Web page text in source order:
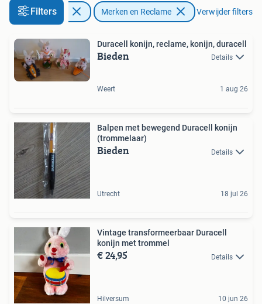
Filters
Verzamelen Merken en Reclame Verwijder filters
Duracell konijn, reclame, konijn, duracell
Bieden Details
Weert 1 aug 26
Balpen met bewegend Duracell konijn
(trommelaar)
Bieden Details
Utrecht 18 jul 26
Vintage transformeerbaar Duracell
konijn met trommel
€ 24,95 Details
Hilversum 10 jun 26